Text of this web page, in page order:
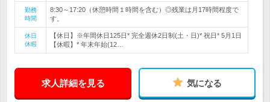
勤務
時間
8:30～17:20（休憩時間１時間を含む）◎残業は月17時間程度で
す。
休日
休暇
【休日】※年間休日125日* 完全週休2日制(土・日)* 祝日* 5月1日
【休暇】* 年末年始(12…
求人詳細を見る 気になる